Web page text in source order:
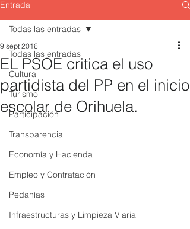
Entrada
Todas las entradas
Cultura
Turismo
Participación
Transparencia
Economía y Hacienda
Empleo y Contratación
Pedanías
Infraestructuras y Limpieza Viaria
Todas las entradas
EL PSOE critica el uso
partidista del PP en el inicio
escolar de Orihuela.
9 sept 2016